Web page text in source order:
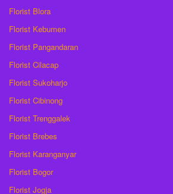
Florist Blora
Florist Kebumen
Florist Pangandaran
Florist Cilacap
Florist Sukoharjo
Florist Cibinong
Florist Trenggalek
Florist Brebes
Florist Karanganyar
Florist Bogor
Florist Jogja